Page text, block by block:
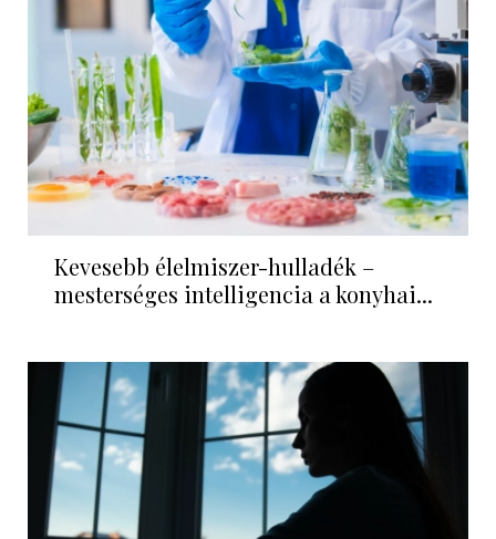
Kevesebb élelmiszer-hulladék –
mesterséges intelligencia a konyhai...